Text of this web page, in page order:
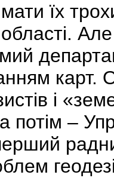
їх
карт.
і
потім –